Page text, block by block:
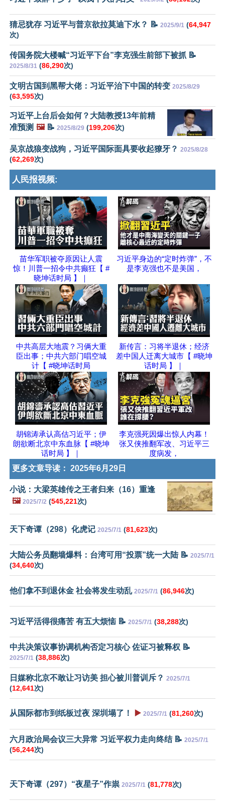
猜忌犹存 习近平与普京欲拉莫迪下水？ 📝 2025/9/1 (64,947
次)
传国务院大楼喊“习近平下台”李克强生前部下被抓 📝
2025/8/31 (86,290次)
文明古国到黑帮大佬：习近平治下中国的转变 2025/8/29
(63,595次)
习近平上台后会如何？大陆教授13年前精
准预测 🖼️📝 2025/8/29 (199,206次)
吴京战狼变战狗，习近平国际面具要收起獠牙？ 2025/8/28
(62,269次)
人民报视频:
苗华军职被夺原因让人震
惊！川普一招令中共癫狂【 #
晓坤话时局 】｜
习近平身边的“定时炸弹”，不
是李克强也不是美国，
中共高层大地震？习俩大重
臣出事；中共六部门唱空城
计【 #晓坤话时局
新传言：习将半退休；经济
差中国人迁离大城市【 #晓坤
话时局 】｜
胡锦涛承认高估习近平；伊
朗欲断北京中东血脉【 #晓坤
话时局 】｜
李克强死因爆出惊人内幕！
张又侠推翻军改、习近平三
度病发，
更多文章导读： 2025年6月29日
小说：大梁英雄传之王者归来（16）重逢
🖼️ 2025/7/2 (545,221次)
天下奇谭（298）化虎记 2025/7/1 (81,623次)
大陆公务员翻墙爆料：台湾可用“投票”统一大陆 📝 2025/7/1
(34,640次)
他们拿不到退休金 社会将发生动乱 2025/7/1 (86,946次)
习近平活得很痛苦 有五大烦恼 📝 2025/7/1 (38,288次)
中共决策议事协调机构否定习核心 佐证习被释权 📝
2025/7/1 (38,886次)
日媒称北京不敢让习访美 担心被川普训斥？ 2025/7/1
(12,641次)
从国际都市到纸板过夜 深圳塌了！ ▶️ 2025/7/1 (81,260次)
六月政治局会议三大异常 习近平权力走向终结 📝 2025/7/1
(56,244次)
天下奇谭（297）“夜星子”作祟 2025/7/1 (81,778次)